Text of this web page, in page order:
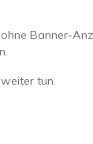
Banner-
weiter tun.